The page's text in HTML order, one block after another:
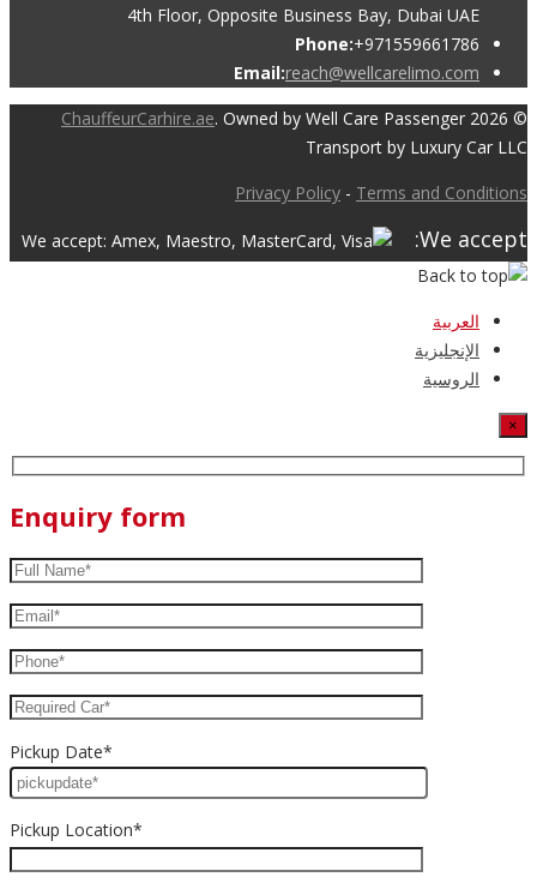
4th Floor, Opposite Business Bay, Dubai UAE
Phone:+971559661786
Email:reach@wellcarelimo.com
© 2026
ChauffeurCarhire.ae. Owned by Well Care Passenger
Transport by Luxury Car LLC
Privacy Policy - Terms and Conditions
We accept:
العربية
الإنجليزية
الروسية
×
Enquiry form
Pickup Date*
Pickup Location*